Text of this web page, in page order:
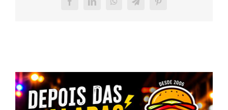
FacebookLinkedInWhatsAppTelegramPinterest